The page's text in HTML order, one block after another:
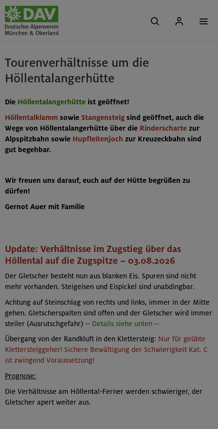
Tourenverhältnisse um die
Höllentalangerhütte
Die Höllentalangerhütte ist geöffnet!
Höllentalklamm sowie Stangensteig sind geöffnet, auch die
Wege von Höllentalangerhütte über die Rinderscharte zur
Alpspitzbahn sowie Hupfleitenjoch zur Kreuzeckbahn sind
gut begehbar.
Wir freuen uns darauf, euch auf der Hütte begrüßen zu
dürfen!
Gernot Auer mit Familie
Update: Verhältnisse im Zugstieg über das
Höllental auf die Zugspitze – 03.08.2026
Der Gletscher besteht nun aus blanken Eis. Spuren sind nicht
mehr vorhanden. Steigeisen und Eispickel sind unabdingbar.
Achtung auf Steinschlag von rechts und links, immer in der Mitte
gehen. Gletscherspalten sind offen und der Gletscher wird immer
steiler (Ausrutschgefahr) -- Details siehe unten --
Übergang von der Randkluft in den Klettersteig: Nur für geübte
Klettersteiggeher! Sichere Bewältigung der Schwierigkeit Kat. C
ist zwingend Voraussetzung!
Prognose:
Die Verhältnisse am Höllental-Ferner werden schwieriger, der
Gletscher apert weiter aus.